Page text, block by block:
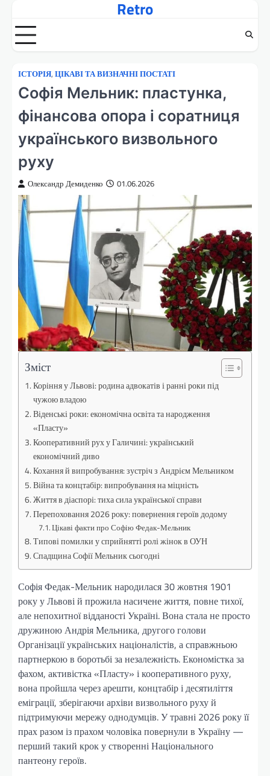
вмісту
Retro
ІСТОРІЯ, ЦІКАВІ ТА ВИЗНАЧНІ ПОСТАТІ
Софія Мельник: пластунка,
фінансова опора і соратниця
українського визвольного
руху
Олександр Демиденко 01.06.2026
Зміст
Коріння у Львові: родина адвокатів і ранні роки під
чужою владою
Віденські роки: економічна освіта та народження
«Пласту»
Кооперативний рух у Галичині: український
економічний диво
Кохання й випробування: зустріч з Андрієм Мельником
Війна та концтабір: випробування на міцність
Життя в діаспорі: тиха сила української справи
Перепоховання 2026 року: повернення героїв додому
Цікаві факти про Софію Федак-Мельник
Типові помилки у сприйнятті ролі жінок в ОУН
Спадщина Софії Мельник сьогодні
Софія Федак-Мельник народилася 30 жовтня 1901
року у Львові й прожила насичене життя, повне тихої,
але непохитної відданості Україні. Вона стала не просто
дружиною Андрія Мельника, другого голови
Організації українських націоналістів, а справжньою
партнеркою в боротьбі за незалежність. Економістка за
фахом, активістка «Пласту» і кооперативного руху,
вона пройшла через арешти, концтабір і десятиліття
еміграції, зберігаючи архіви визвольного руху й
підтримуючи мережу однодумців. У травні 2026 року її
прах разом із прахом чоловіка повернули в Україну —
перший такий крок у створенні Національного
пантеону героїв.